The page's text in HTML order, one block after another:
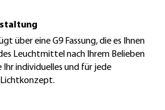
über eine G9 Fassung, die es Ihnen
Leuchtmittel nach Ihrem Belieben
Ihr individuelles und für jede